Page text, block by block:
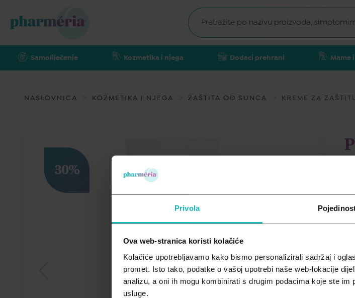
Privola
Ova web-stranica koristi kolačiće
Kolačiće upotrebljavamo kako bismo personalizirali sadržaj i
promet. Isto tako, podatke o vašoj upotrebi naše web-lokacije
analizu, a oni ih mogu kombinirati s drugim podacima koje ste
usluge.
Samoliječenje Kozmetika i njega Dodaci prehrani Mame
NASLOVNICA KOZMETIKA I NJEGA ZAŠTITA OD SUNCA KREME ZA
30%
NC